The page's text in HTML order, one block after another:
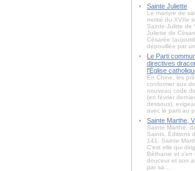
Sainte Juliette
Le martyre de
moitié du XVIIe
Sainte-Julitte de
Juliette de
Césarée
dépouillée par
Le Parti
directives
l'Église
En Chine, les
conformer aux
nouveau code
(en février
dessous),
avec le parti au
Sainte Marthe,
Sainte Marthe,
Saints, Éditions
141. Sainte
C'est elle qui
Béthanie et s'en
douceur et son
par sa...